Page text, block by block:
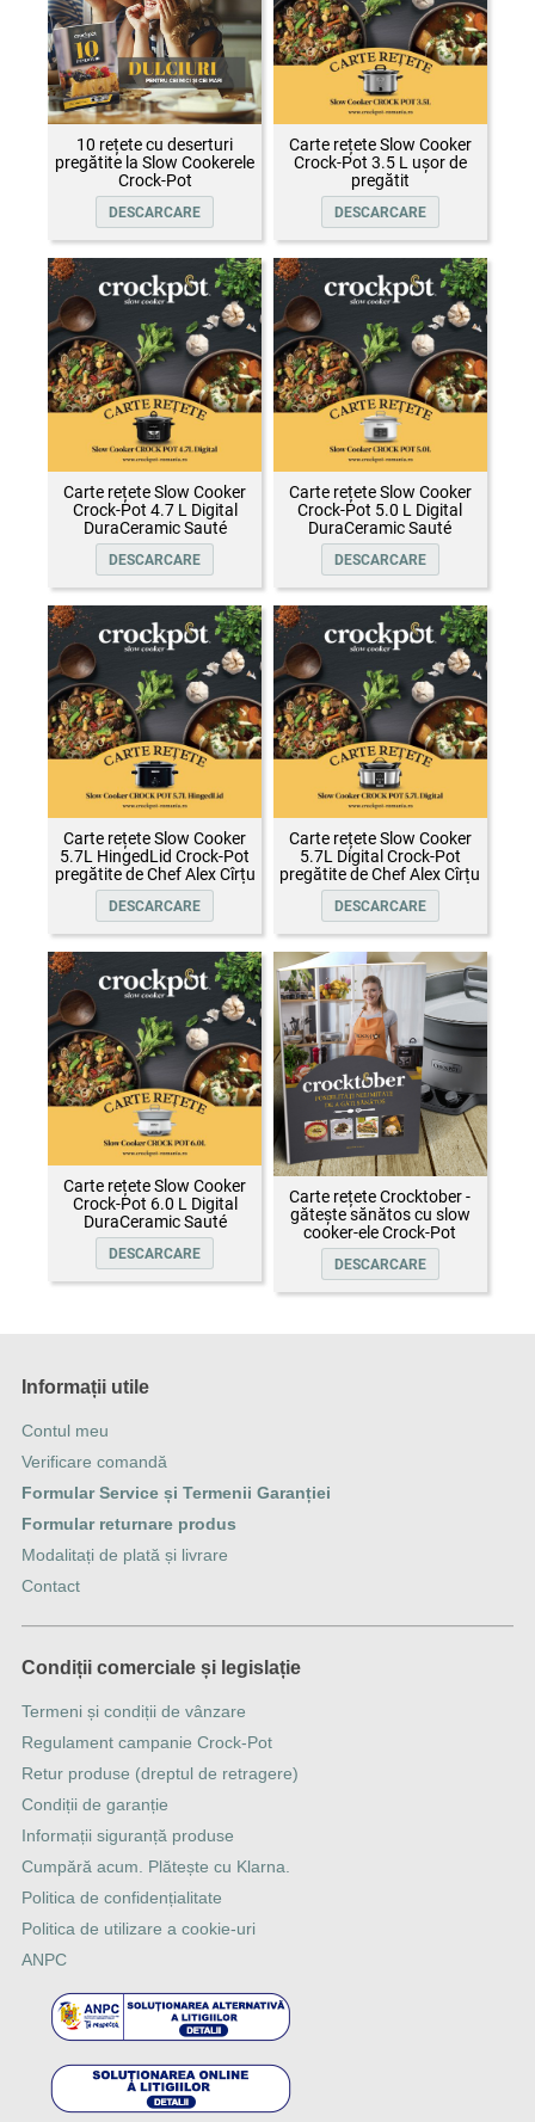
10 rețete cu deserturi
pregătite la Slow Cookerele
Crock-Pot
DESCARCARE
Carte rețete Slow Cooker
Crock-Pot 3.5 L ușor de
pregătit
DESCARCARE
Carte rețete Slow Cooker
Crock-Pot 4.7 L Digital
DuraCeramic Sauté
DESCARCARE
Carte rețete Slow Cooker
Crock-Pot 5.0 L Digital
DuraCeramic Sauté
DESCARCARE
Carte rețete Slow Cooker
5.7L HingedLid Crock-Pot
pregătite de Chef Alex Cîrțu
DESCARCARE
Carte rețete Slow Cooker
5.7L Digital Crock-Pot
pregătite de Chef Alex Cîrțu
DESCARCARE
Carte rețete Slow Cooker
Crock-Pot 6.0 L Digital
DuraCeramic Sauté
DESCARCARE
Carte rețete Crocktober -
gătește sănătos cu slow
cooker-ele Crock-Pot
DESCARCARE
Informații utile
Contul meu
Verificare comandă
Formular Service și Termenii Garanției
Formular returnare produs
Modalitați de plată și livrare
Contact
Condiții comerciale și legislație
Termeni și condiții de vânzare
Regulament campanie Crock-Pot
Retur produse (dreptul de retragere)
Condiții de garanție
Informații siguranță produse
Cumpără acum. Plătește cu Klarna.
Politica de confidențialitate
Politica de utilizare a cookie-uri
ANPC